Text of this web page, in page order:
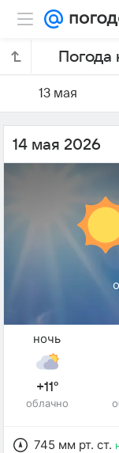
Погода
13 мая
14 мая 2026
ночь
+11°
облачно
745 мм рт. ст.